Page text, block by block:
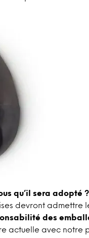
qu’il sera adopté ?
devront admettre
des
actuelle avec notre